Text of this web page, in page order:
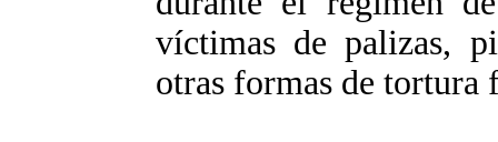
víctimas de palizas,
otras formas de tortura